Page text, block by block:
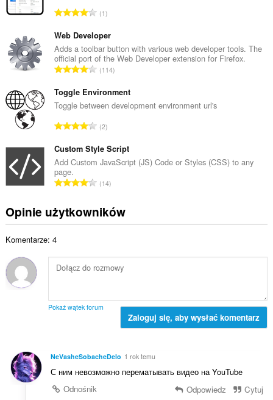
w
t
a
l
c
z
a
c
e
:
C
ł
k
o
w
t
a
l
c
z
a
c
e
1
Web Developer
Adds a toolbar button with various web developer tools. The
official port of the Web Developer extension for Firefox.
C
ł
k
w
t
a
l
z
b
c
:
114
Toggle Environment
Toggle between development environment url's
C
ł
k
w
t
a
c
z
o
:
2
Custom Style Script
Add Custom JavaScript (JS) Code or Styles (CSS) to any
page.
C
ł
k
i
t
i
a
c
e
14
Opinie użytkowników
Komentarze: 4
Pokaż wątek forum
Zaloguj się, aby wysłać komentarz
NeVasheSobacheDelo 1 rok temu
С ним невозможно перематывать видео на YouTube
Odnośnik
Odpowiedz Cytuj